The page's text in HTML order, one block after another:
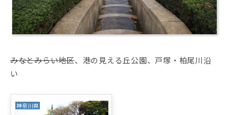
みなとみらい地区、港の見える丘公園、戸塚・柏尾川沿
い
神奈川県